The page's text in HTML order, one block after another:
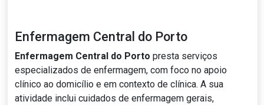
Enfermagem Central do Porto
Enfermagem Central do Porto presta serviços
especializados de enfermagem, com foco no apoio
clínico ao domicílio e em contexto de clínica. A sua
atividade inclui cuidados de enfermagem gerais,